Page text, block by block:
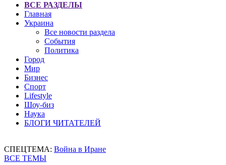
ВСЕ РАЗДЕЛЫ
Главная
Украина
Все новости раздела
События
Политика
Город
Мир
Бизнес
Спорт
Lifestyle
Шоу-биз
Наука
БЛОГИ ЧИТАТЕЛЕЙ
СПЕЦТЕМА: Война в Иране
ВСЕ ТЕМЫ